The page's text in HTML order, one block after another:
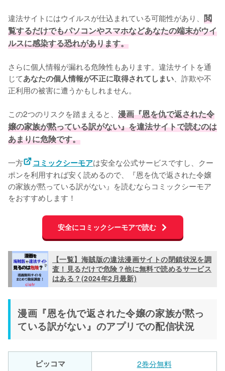
違法サイトにはウイルスが仕込まれている可能性があり、 閲
覧するだけでもパソコンやスマホなどあなたの端末がウイ
ルスに感染する恐れがあります。
さらに個人情報が漏れる危険性もあります。違法サイトを通
じてあなたの個人情報が不正に取得されてしまい 、詐欺や不
正利用の被害に遭うかもしれません。
この2つのリスクを踏まえると、 漫画『恩を仇で返された令
嬢の家族が黙っている訳がない』を違法サイトで読むのは
あまりに危険です。
一方 コミックシーモアは安全な公式サービスですし、クー
ポンを利用すれば安く読めるので、『恩を仇で返された令嬢
の家族が黙っている訳がない』を読むならコミックシーモア
をおすすめします！
安全にコミックシーモアで読む
【一覧】海賊版の違法漫画サイトの閉鎖状況を調
査！見るだけで危険？他に無料で読めるサービス
はある？(2024年2月最新)
漫画『恩を仇で返された令嬢の家族が黙っ
ている訳がない』のアプリでの配信状況
ピッコマ 2巻分無料